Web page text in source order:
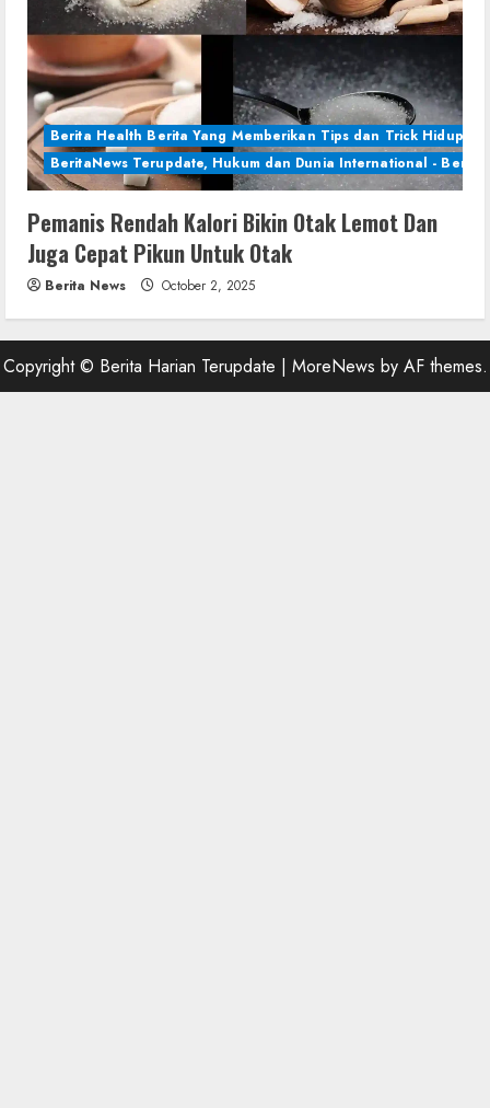
Berita Health Berita Yang Memberikan Tips dan Trick Hidup
BeritaNews Terupdate, Hukum dan Dunia International - Berita
Pemanis Rendah Kalori Bikin Otak Lemot Dan
Juga Cepat Pikun Untuk Otak
Berita News October 2, 2025
Copyright © Berita Harian Terupdate | MoreNews by AF themes.